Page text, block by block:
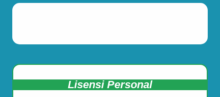
Lisensi Personal